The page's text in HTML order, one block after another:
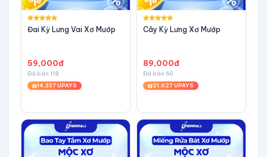
Đai Kỳ Lưng Vai Xơ Mướp
59,000đ
Đã bán 118
14,337 UPAYS
Cây Kỳ Lưng Xơ Mướp
89,000đ
Đã bán 60
21,627 UPAYS